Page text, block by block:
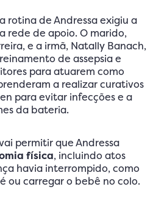
rotina de Andressa exigiu a
rede de apoio. O marido,
e a irmã, Natally Banach,
de assepsia e
para atuarem como
a realizar curativos
para evitar infecções e a
da bateria.
permitir que Andressa
física, incluindo atos
havia interrompido, como
ou carregar o bebê no colo.